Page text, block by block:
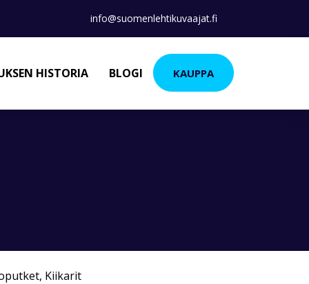
info@suomenlehtikuvaajat.fi
HISTORIA BLOGI KAUPPA
, Kiikarit